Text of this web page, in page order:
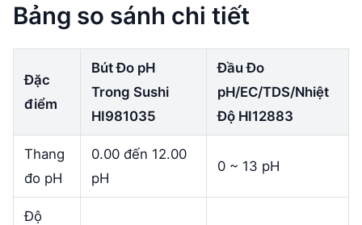
Bảng so sánh chi tiết
Đặc
điểm
Bút Đo pH
Trong Sushi
HI981035
Đầu Đo
pH/EC/TDS/Nhiệt
Độ HI12883
Thang
đo pH
0.00 đến 12.00
pH
0 ~ 13 pH
Độ